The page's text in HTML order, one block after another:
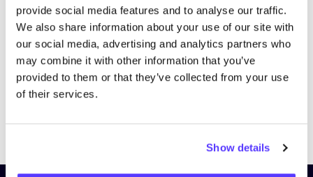
provide social media features and to analyse our traffic.
We also share information about your use of our site with
our social media, advertising and analytics partners who
may combine it with other information that you’ve
provided to them or that they’ve collected from your use
of their services.
Show details